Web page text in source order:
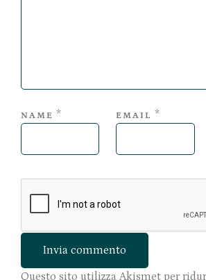
NAME * EMAIL *
Questo sito utilizza Akismet per